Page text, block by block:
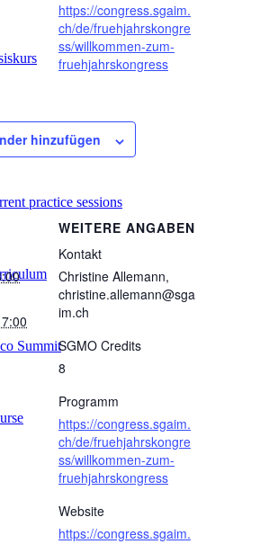
practice sessions
Summit
https://congress.sgaim.
ch/de/fruehjahrskongre
ss/willkommen-zum-
fruehjahrskongress
hinzufügen
WEITERE ANGABEN
Kontakt
Christine Allemann,
christine.allemann@sga
im.ch
SGMO Credits
8
Programm
https://congress.sgaim.
ch/de/fruehjahrskongre
ss/willkommen-zum-
fruehjahrskongress
Website
https://congress.sgaim.